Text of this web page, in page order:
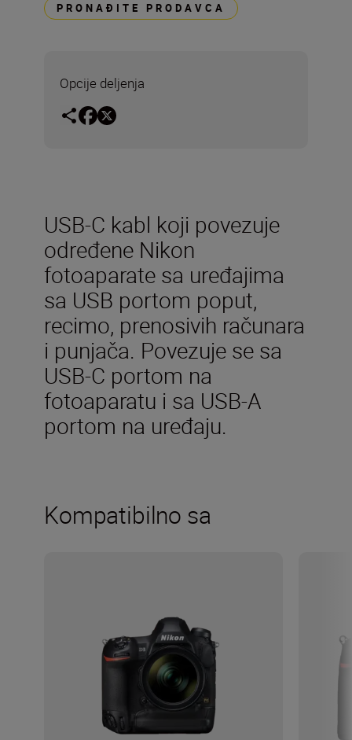
PRONAĐITE PRODAVCA
Opcije deljenja
USB-C kabl koji povezuje
određene Nikon
fotoaparate sa uređajima
sa USB portom poput,
recimo, prenosivih računara
i punjača. Povezuje se sa
USB-C portom na
fotoaparatu i sa USB-A
portom na uređaju.
Kompatibilno sa